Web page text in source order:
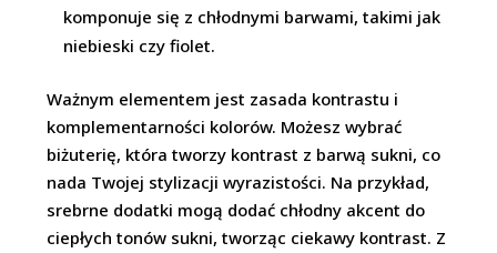
komponuje się z chłodnymi barwami, takimi jak
niebieski czy fiolet.
Ważnym elementem jest zasada kontrastu i
komplementarności kolorów. Możesz wybrać
biżuterię, która tworzy kontrast z barwą sukni, co
nada Twojej stylizacji wyrazistości. Na przykład,
srebrne dodatki mogą dodać chłodny akcent do
ciepłych tonów sukni, tworząc ciekawy kontrast. Z